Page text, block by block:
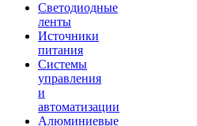
Светодиодные
ленты
Источники
питания
Системы
управления
и
автоматизации
Алюминиевые